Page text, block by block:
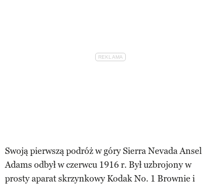
Swoją pierwszą podróż w góry Sierra Nevada Ansel
Adams odbył w czerwcu 1916 r. Był uzbrojony w
prosty aparat skrzynkowy Kodak No. 1 Brownie i